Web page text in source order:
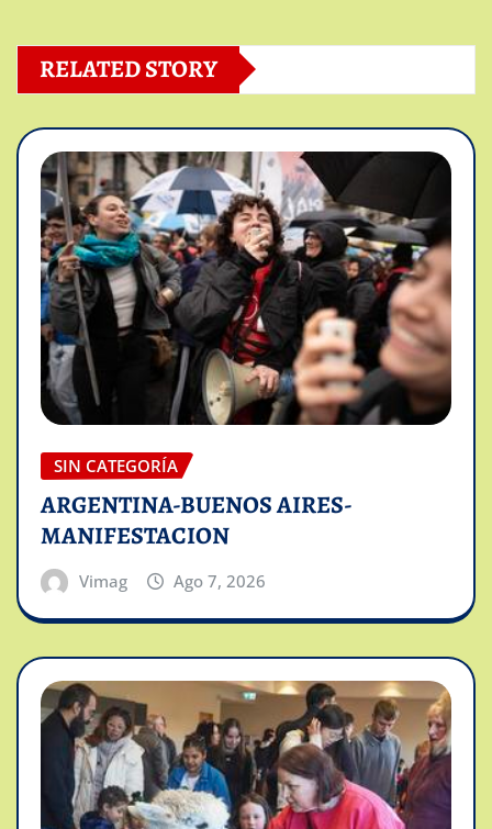
RELATED STORY
SIN CATEGORÍA
ARGENTINA-BUENOS AIRES-
MANIFESTACION
Vimag Ago 7, 2026